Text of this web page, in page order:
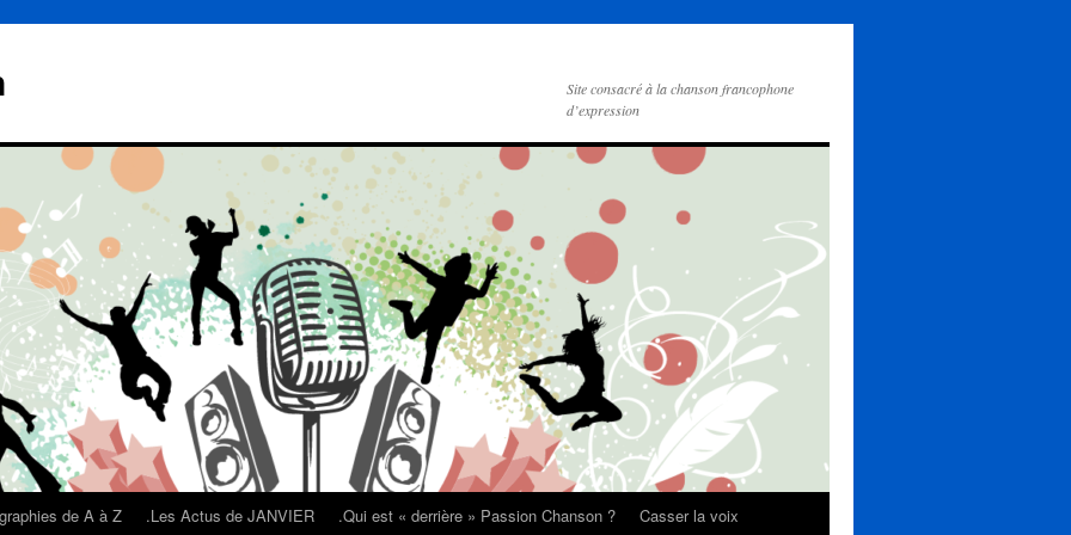
Site consacré à la chanson francophone
d’expression
de A à Z .Les Actus de JANVIER .Qui est « derrière » Passion Chanson ?
Casser la voix